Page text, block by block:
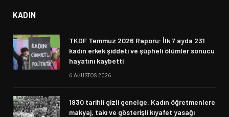
KADIN
TKDF Temmuz 2026 Raporu: İlk 7 ayda 231
kadın erkek şiddeti ve şüpheli ölümler sonucu
hayatını kaybetti
6 AĞUSTOS 2026
1930 tarihli gizli genelge: Kadın öğretmenlere
makyaj, takı ve gösterişli kıyafet yasağı